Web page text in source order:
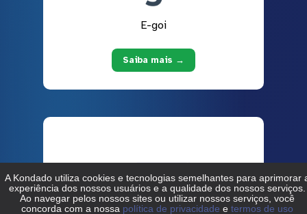
E-goi
Saiba mais →